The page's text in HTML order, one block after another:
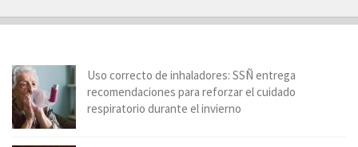
Uso correcto de inhaladores: SSÑ entrega
recomendaciones para reforzar el cuidado
respiratorio durante el invierno